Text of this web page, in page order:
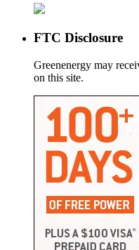
FTC Disclosure
Greenenergy may
on this site.